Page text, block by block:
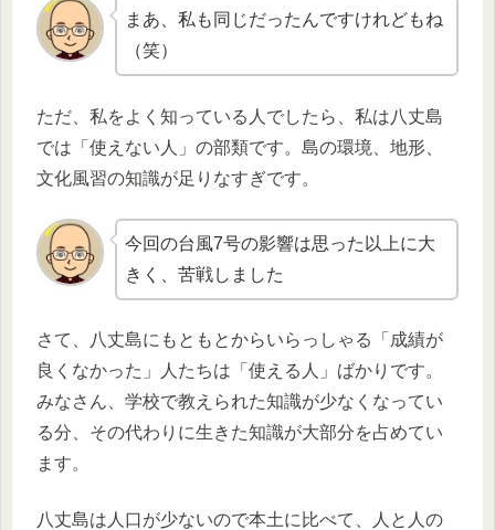
まあ、私も同じだったんですけれどもね
（笑）
ただ、私をよく知っている人でしたら、私は八丈島
では「使えない人」の部類です。島の環境、地形、
文化風習の知識が足りなすぎです。
今回の台風7号の影響は思った以上に大
きく、苦戦しました
さて、八丈島にもともとからいらっしゃる「成績が
良くなかった」人たちは「使える人」ばかりです。
みなさん、学校で教えられた知識が少なくなってい
る分、その代わりに生きた知識が大部分を占めてい
ます。
八丈島は人口が少ないので本土に比べて、人と人の